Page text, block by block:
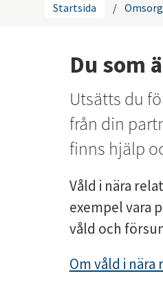
Startsida /
Du som
Utsätts du
från din
finns hjälp
Våld i nära
exempel vara
våld och
Om våld i